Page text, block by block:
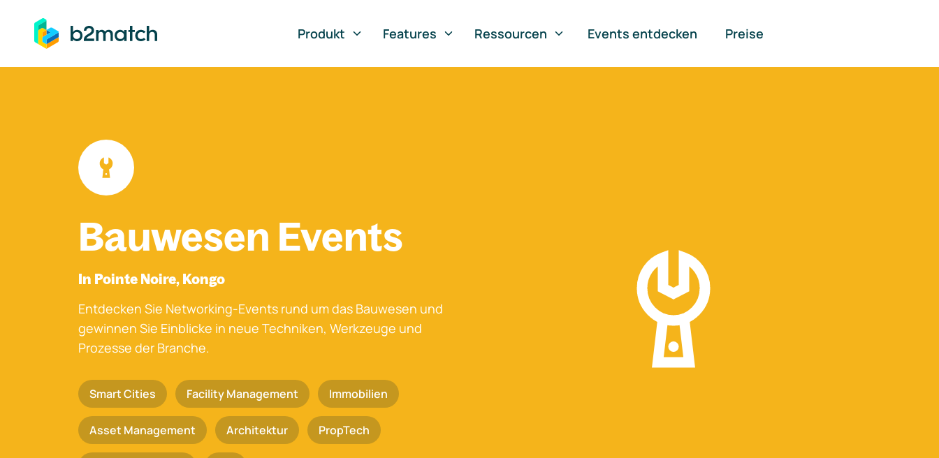
springen
Produkt
Features Ressourcen Events entdecken Preise
Bauwesen Events
In Pointe Noire, Kongo
Entdecken Sie Networking-Events rund um das Bauwesen und
gewinnen Sie Einblicke in neue Techniken, Werkzeuge und
Prozesse der Branche.
Smart Cities Facility Management Immobilien
Asset Management Architektur PropTech